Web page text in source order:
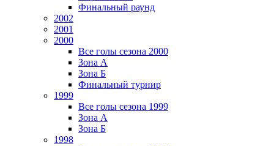
Финальный раунд
2002
2001
2000
Все голы сезона 2000
Зона А
Зона Б
Финальный турнир
1999
Все голы сезона 1999
Зона А
Зона Б
1998